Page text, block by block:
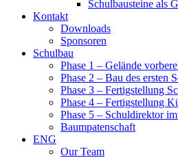
Schulbausteine als
Kontakt
Downloads
Sponsoren
Schulbau
Phase 1 – Gelände
Phase 2 – Bau des ersten
Phase 3 – Fertigstellung
Phase 4 – Fertigstellung
Phase 5 – Schuldirektor
Baumpatenschaft
ENG
Our Team